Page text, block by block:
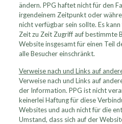
ändern. PPG haftet nicht für den
irgendeinem Zeitpunkt oder
nicht verfügbar sein sollte. Es
Zeit zu Zeit Zugriff auf bestimmte
Website insgesamt für einen Teil
alle Besucher einschränkt.
Verweise nach und Links auf
Verweise nach und Links auf
der Information. PPG ist nicht
keinerlei Haftung für diese
Websites und auch nicht für die
Umstand, dass sich auf der